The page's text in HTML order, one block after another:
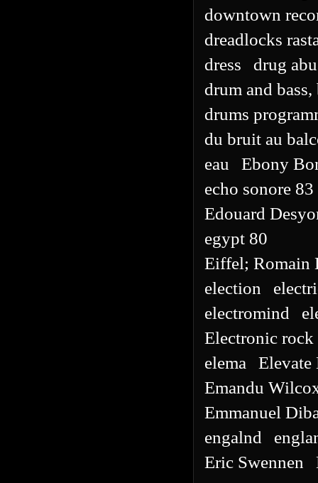
downtown
dreadlocks
dress
drug
drum and
drums
du bruit au
eau
Ebony
echo sonore 83
Edouard
egypt 80
Eiffel; Romain
election
electromind
Electronic rock
elema
Elevate
Emandu
Emmanuel
engalnd
Eric Swennen